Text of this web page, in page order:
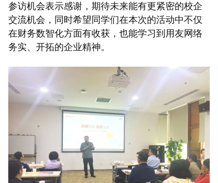
参访机会表示感谢，期待未来能有更紧密的校企
交流机会，同时希望同学们在本次的活动中不仅
在财务数智化方面有收获，也能学习到用友网络
务实、开拓的企业精神。